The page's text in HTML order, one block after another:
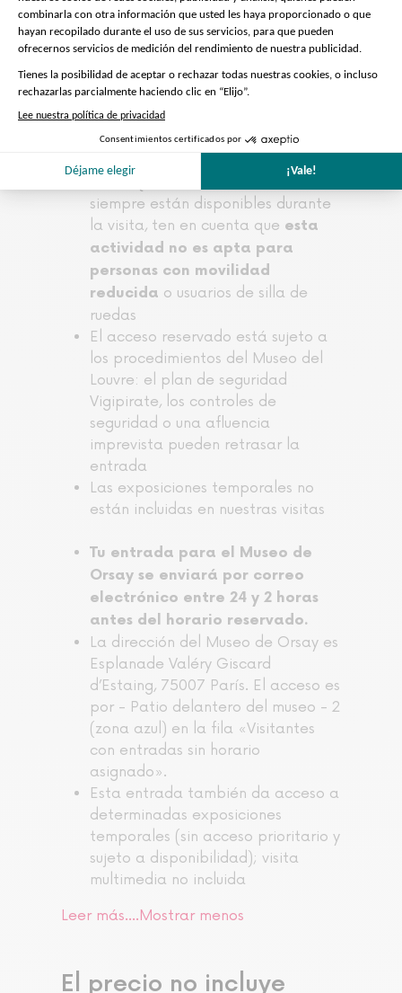
identidad a los menores de 18 años
y a los visitantes de 18 a 25 años
residentes en un país del Espacio
Económico Europeo
Las mochilas grandes, los
cochecitos y los paraguas deben
dejarse en el guardarropa del
museo
siempre están disponibles durante
la visita, ten en cuenta que esta
actividad no es apta para
personas con movilidad
reducida o usuarios de silla de
ruedas
El acceso reservado está sujeto a
los procedimientos del Museo del
Louvre: el plan de seguridad
Vigipirate, los controles de
seguridad o una afluencia
imprevista pueden retrasar la
entrada
Las exposiciones temporales no
están incluidas en nuestras visitas
Tu entrada para el Museo de
Orsay se enviará por correo
electrónico entre 24 y 2 horas
antes del horario reservado.
La dirección del Museo de Orsay es
Esplanade Valéry Giscard
d’Estaing, 75007 París. El acceso es
por - Patio delantero del museo - 2
(zona azul) en la fila «Visitantes
con entradas sin horario
asignado».
Esta entrada también da acceso a
determinadas exposiciones
temporales (sin acceso prioritario y
sujeto a disponibilidad); visita
multimedia no incluida
Leer más....Mostrar menos
El precio no incluye